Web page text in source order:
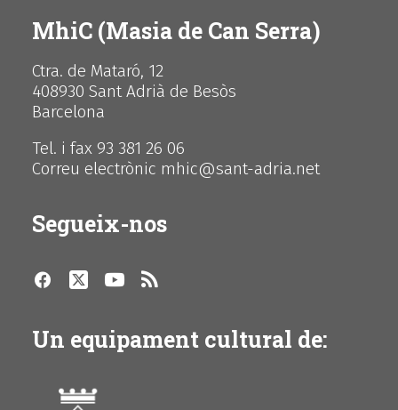
MhiC (Masia de Can Serra)
Ctra. de Mataró, 12
408930 Sant Adrià de Besòs
Barcelona
Tel. i fax 93 381 26 06
Correu electrònic mhic@sant-adria.net
Segueix-nos
Un equipament cultural de: